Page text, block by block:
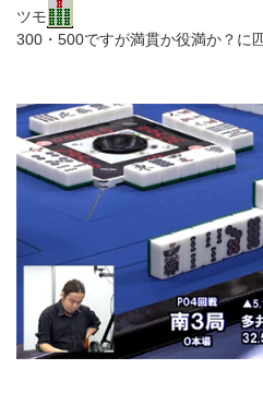
ツモ
300・500ですが満貫か役満か？に